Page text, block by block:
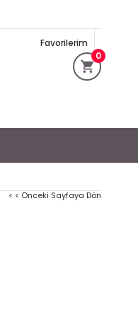
0
Favorilerim
< < Önceki Sayfaya Dön